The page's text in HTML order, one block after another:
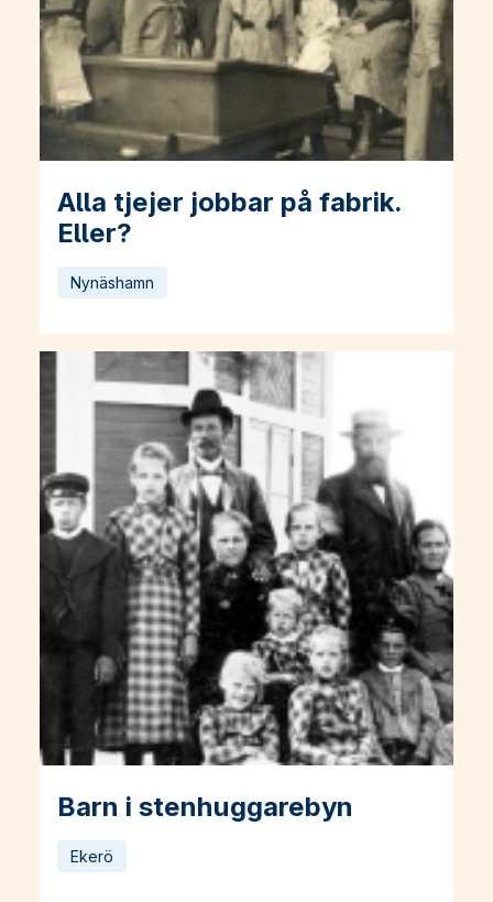
Alla tjejer jobbar på fabrik.
Eller?
Läs mer om Alla tjejer jobbar på fabrik. Eller?
Nynäshamn
Barn i stenhuggarebyn
Läs mer om Barn i stenhuggarebyn
Ekerö